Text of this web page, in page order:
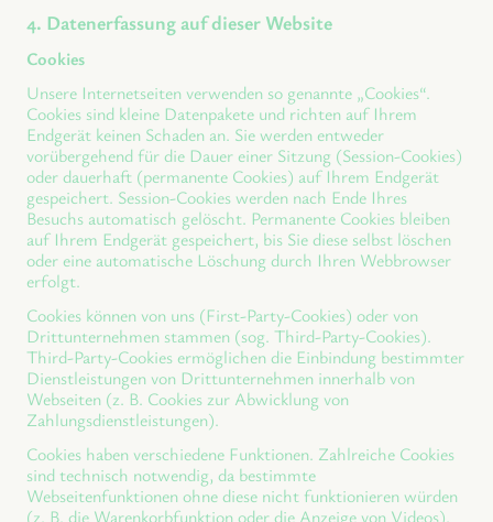
4. Datenerfassung auf dieser Website
Cookies
Unsere Internetseiten verwenden so genannte „Cookies“.
Cookies sind kleine Datenpakete und richten auf Ihrem
Endgerät keinen Schaden an. Sie werden entweder
vorübergehend für die Dauer einer Sitzung (Session-Cookies)
oder dauerhaft (permanente Cookies) auf Ihrem Endgerät
gespeichert. Session-Cookies werden nach Ende Ihres
Besuchs automatisch gelöscht. Permanente Cookies bleiben
auf Ihrem Endgerät gespeichert, bis Sie diese selbst löschen
oder eine automatische Löschung durch Ihren Webbrowser
erfolgt.
Cookies können von uns (First-Party-Cookies) oder von
Drittunternehmen stammen (sog. Third-Party-Cookies).
Third-Party-Cookies ermöglichen die Einbindung bestimmter
Dienstleistungen von Drittunternehmen innerhalb von
Webseiten (z. B. Cookies zur Abwicklung von
Zahlungsdienstleistungen).
Cookies haben verschiedene Funktionen. Zahlreiche Cookies
sind technisch notwendig, da bestimmte
Webseitenfunktionen ohne diese nicht funktionieren würden
(z. B. die Warenkorbfunktion oder die Anzeige von Videos).